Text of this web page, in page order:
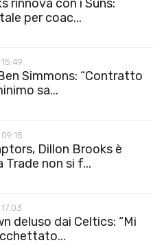
rinnova con i Suns:
per coac...
Simmons: “Contratto
sa...
Dillon Brooks è
Trade non si f...
deluso dai Celtics: “Mi